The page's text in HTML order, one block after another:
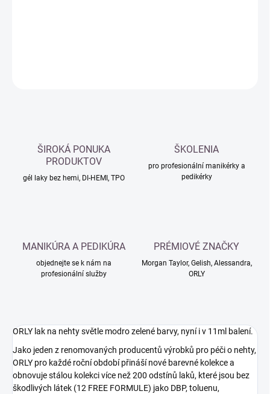
ŠIROKÁ PONUKA
PRODUKTOV
gél laky bez hemi, DI-HEMI, TPO
ŠKOLENIA
pro profesionální manikérky a
pedikérky
MANIKÚRA A PEDIKÚRA
objednejte se k nám na
profesionální služby
PRÉMIOVÉ ZNAČKY
Morgan Taylor, Gelish, Alessandra,
ORLY
ORLY lak na nehty světle modro zelené barvy, nyní i v 11ml balení.
Jako jeden z renomovaných producentů výrobků pro péči o nehty,
ORLY pro každé roční období přináší nové barevné kolekce a
obnovuje stálou kolekci více než 200 odstínů laků, které jsou bez
škodlivých látek (12 FREE FORMULE) jako DBP, toluenu,